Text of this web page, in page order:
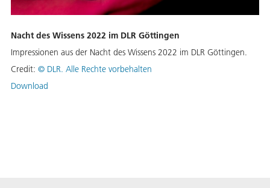
Nacht des Wissens 2022 im DLR Göttingen
Impressionen aus der Nacht des Wissens 2022 im DLR Göttingen.
Credit: © DLR. Alle Rechte vorbehalten
Download